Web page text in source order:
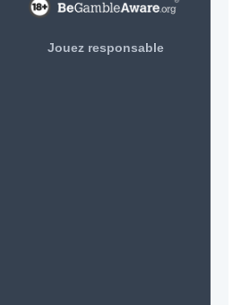
Jouez responsable